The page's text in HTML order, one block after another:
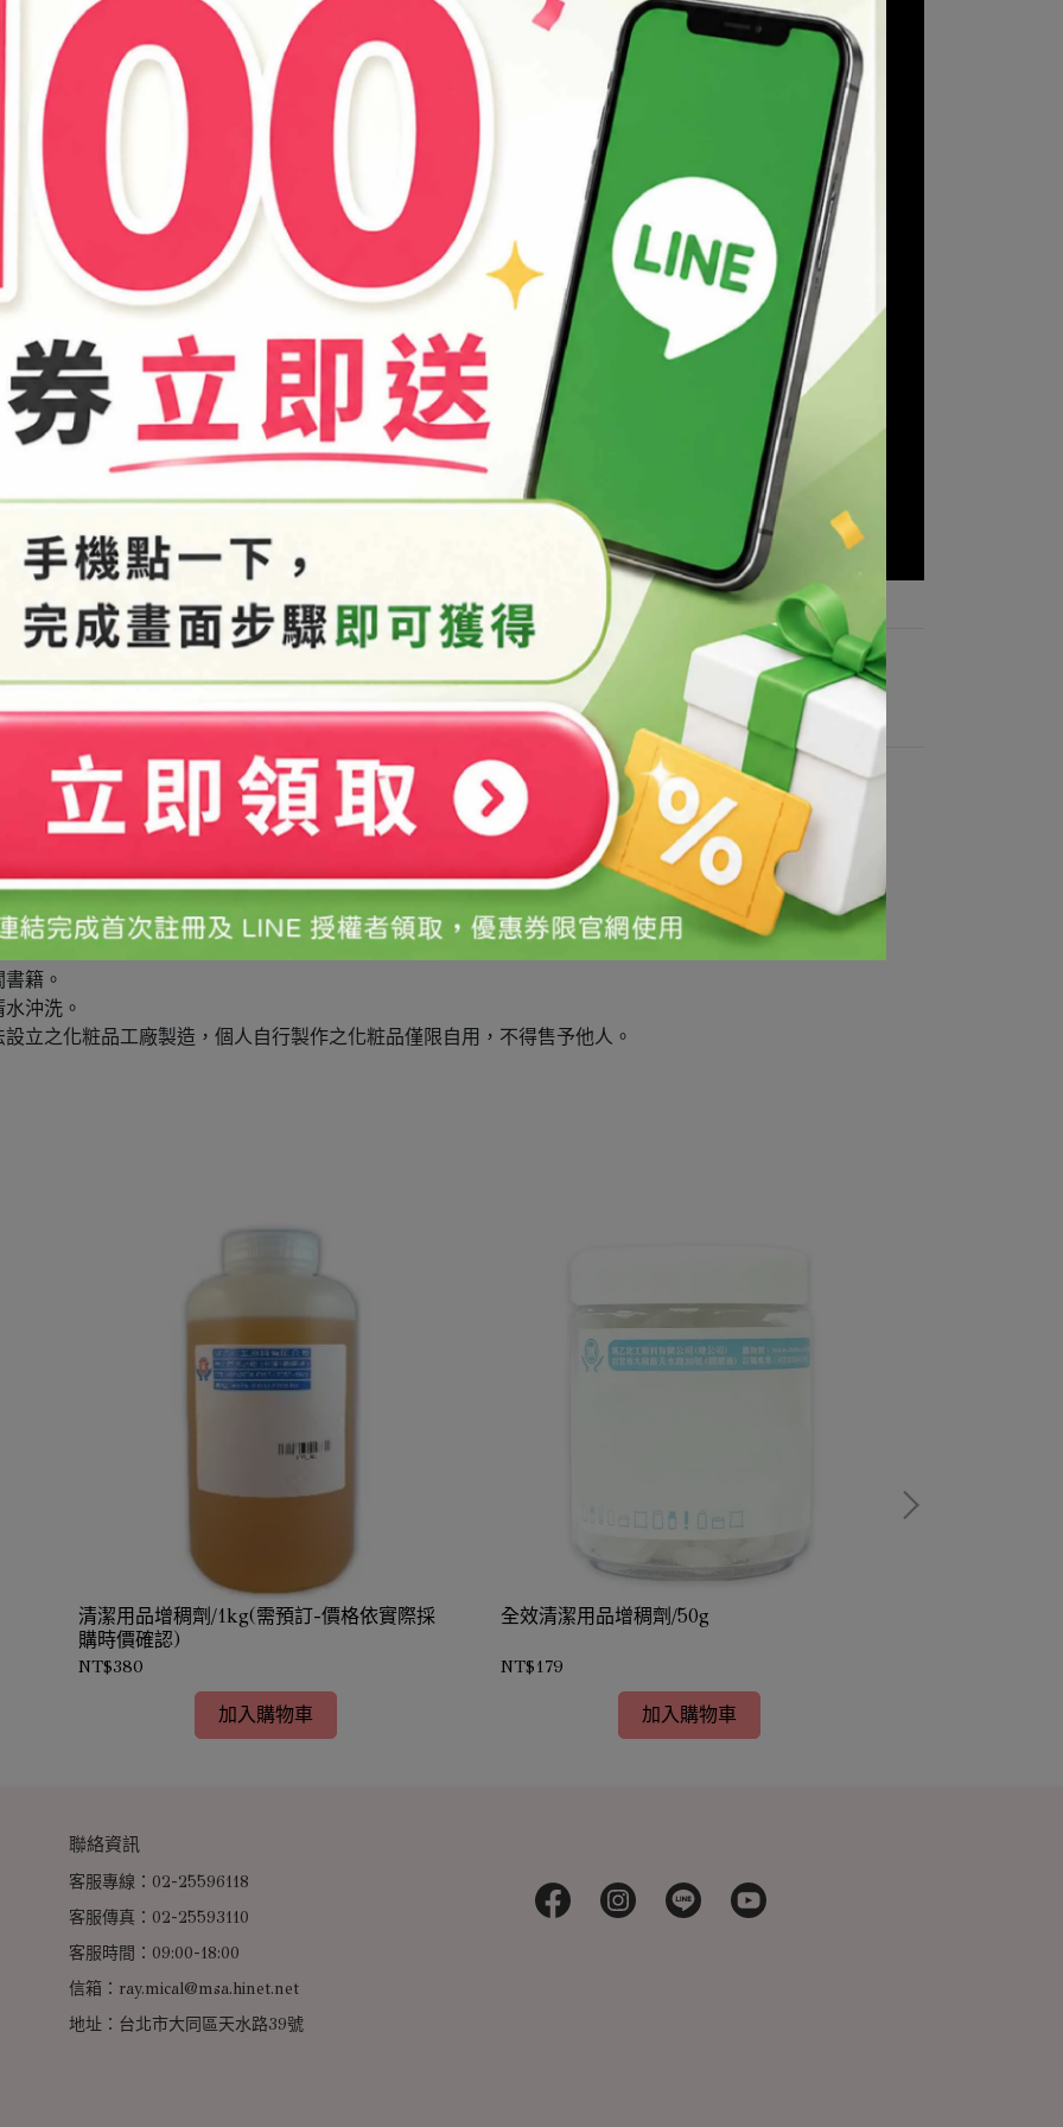
。如有指定廠牌/產地者，請洽詢客服詢問確認。
遠離火源，避免孩童拿取。
籍。
沖洗。
立之化粧品工廠製造，個人自行製作之化粧品僅限自用，不得售予他人。
清潔用品增稠劑/1kg(需預訂-價格依實際採
購時價確認)
NT$380
加入購物車
全效清潔用品增稠劑/50g
NT$179
加入購物車
聯絡資訊
客服專線：02-25596118
客服傳真：02-25593110
客服時間：09:00-18:00
信箱：ray.mical@msa.hinet.net
地址：台北市大同區天水路39號